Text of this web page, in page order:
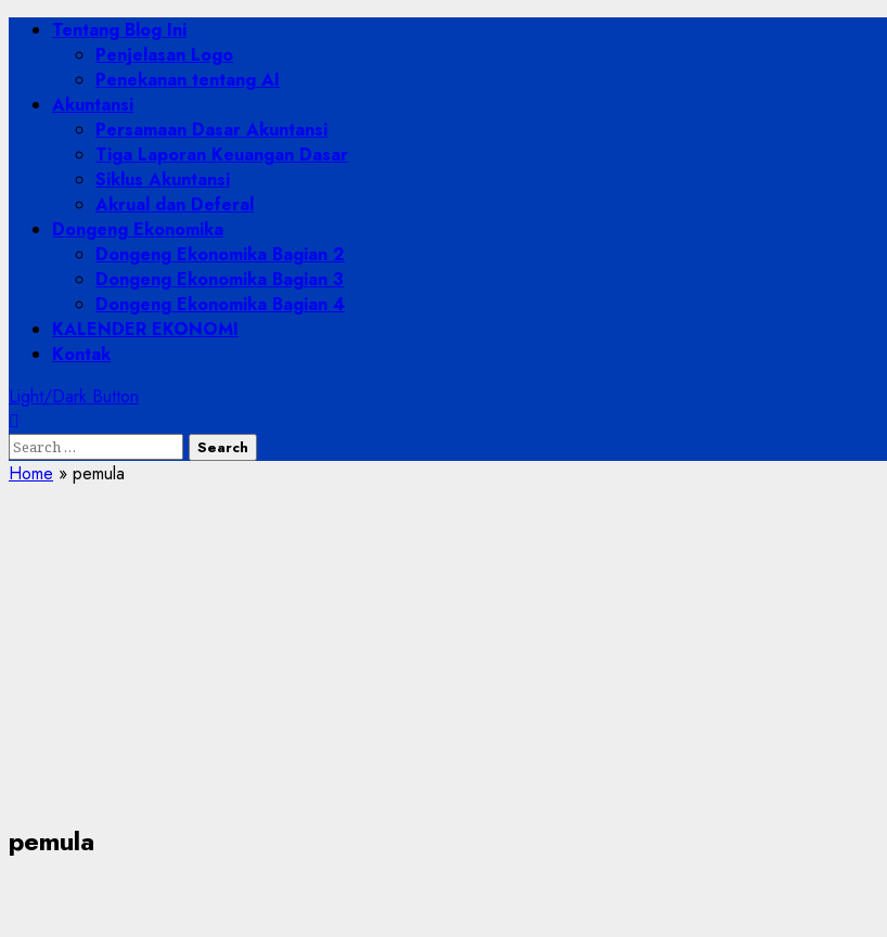
Skip
PrimaryTentang Blog Ini
Penjelasan Logo
Penekanan tentang AI
Akuntansi
Persamaan Dasar Akuntansi
Tiga Laporan Keuangan Dasar
Siklus Akuntansi
Akrual dan Deferal
Dongeng Ekonomika
Dongeng Ekonomika Bagian 2
Dongeng Ekonomika Bagian 3
Dongeng Ekonomika Bagian 4
KALENDER EKONOMI
Kontak
Light/Dark Button
Search
for:
Home » pemula
pemula